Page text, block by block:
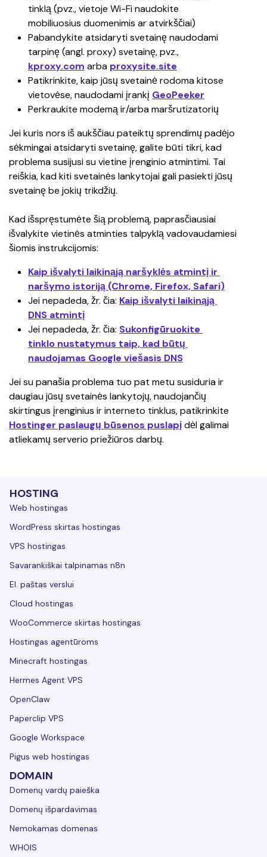
tinklą (pvz., vietoje Wi-Fi naudokite
mobiliuosius duomenimis ar atvirkščiai)
Pabandykite atsidaryti svetainę naudodami
tarpinę (angl. proxy) svetainę, pvz.,
kproxy.com arba proxysite.site
Patikrinkite, kaip jūsų svetainė rodoma kitose
vietovėse, naudodami įrankį GeoPeeker
Perkraukite modemą ir/arba maršrutizatorių
Jei kuris nors iš aukščiau pateiktų sprendimų padėjo
sėkmingai atsidaryti svetainę, galite būti tikri, kad
problema susijusi su vietine įrenginio atmintimi. Tai
reiškia, kad kiti svetainės lankytojai gali pasiekti jūsų
svetainę be jokių trikdžių.
Kad išspręstumėte šią problemą, paprasčiausiai
išvalykite vietinės atminties talpyklą vadovaudamiesi
šiomis instrukcijomis:
Kaip išvalyti laikinąją naršyklės atmintį ir
naršymo istoriją (Chrome, Firefox, Safari)
Jei nepadeda, žr. čia: Kaip išvalyti laikinąją
DNS atmintį
Jei nepadeda, žr. čia: Sukonfigūruokite
tinklo nustatymus taip, kad būtų
naudojamas Google viešasis DNS
Jei su panašia problema tuo pat metu susiduria ir
daugiau jūsų svetainės lankytojų, naudojančių
skirtingus įrenginius ir interneto tinklus, patikrinkite
Hostinger paslaugų būsenos puslapį dėl galimai
atliekamų serverio priežiūros darbų.
HOSTING
Web hostingas
WordPress skirtas hostingas
VPS hostingas
Savarankiškai talpinamas n8n
El. paštas verslui
Cloud hostingas
WooCommerce skirtas hostingas
Hostingas agentūroms
Minecraft hostingas
Hermes Agent VPS
OpenClaw
Paperclip VPS
Google Workspace
Pigus web hostingas
DOMAIN
Domenų vardų paieška
Domenų išpardavimas
Nemokamas domenas
WHOIS